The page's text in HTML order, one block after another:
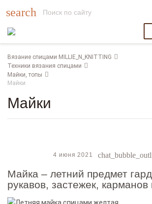
search
Вязание спицами MILLIE_N_KNITTING
Техники вязания спицами
Майки, топы
Майки
Майки
4 июня 2021
Майка – летний предмет
рукавов, застежек, карманов